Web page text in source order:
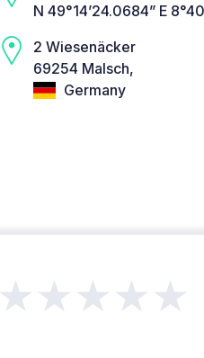
N 49°14’24.0684” E
2 Wiesenäcker
69254 Malsch,
Germany
★★★★★